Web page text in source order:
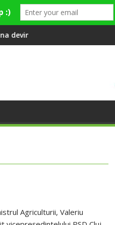
din Cluj-Napoca
Agriculturii, Valeriu